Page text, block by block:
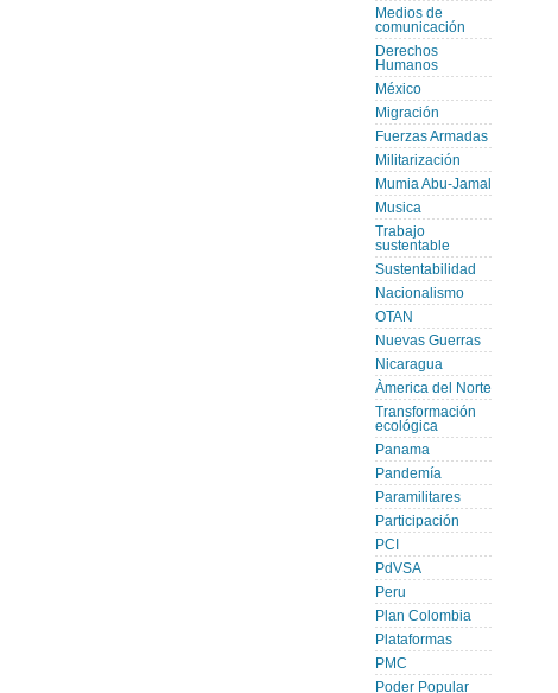
Medios de
comunicación
Derechos
Humanos
México
Migración
Fuerzas Armadas
Militarización
Mumia Abu-Jamal
Musica
Trabajo
sustentable
Sustentabilidad
Nacionalismo
OTAN
Nuevas Guerras
Nicaragua
Àmerica del Norte
Transformación
ecológica
Panama
Pandemía
Paramilitares
Participación
PCI
PdVSA
Peru
Plan Colombia
Plataformas
PMC
Poder Popular